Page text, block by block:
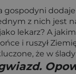
z nich jest
lekarz? A
i ruszył
że w